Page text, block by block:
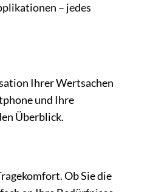
– jedes
Ihrer Wertsachen
und Ihre
Überblick.
Ob Sie die